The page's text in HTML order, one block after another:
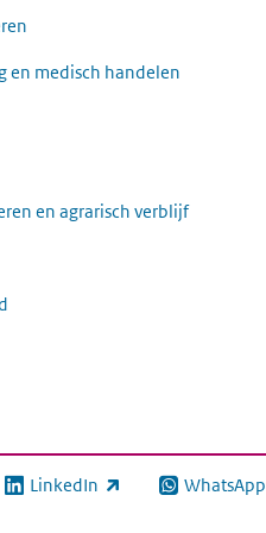
en medisch handelen
en agrarisch verblijf
LinkedIn
(externe link) WhatsApp
(externe link)